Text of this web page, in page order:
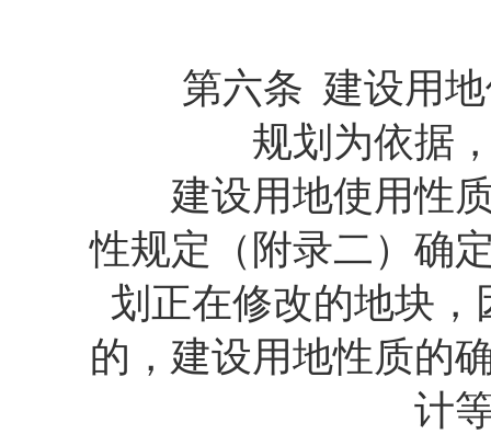
第六条 建设用地
规划为依据
建设用地使用性质
性规定（附录二）确
划正在修改的地块
的，建设用地性质的
计